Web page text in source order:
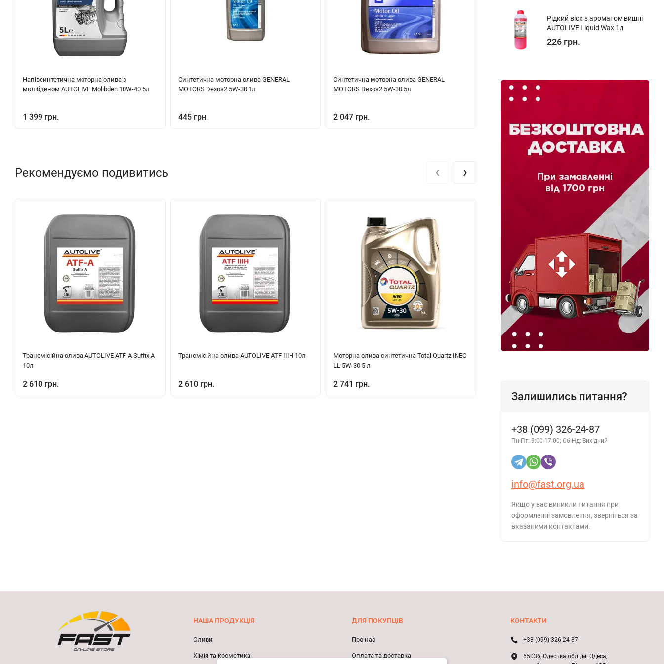
Напівсинтетична моторна олива з
молібденом AUTOLIVE Molibden 10W-40 5л
1 399 грн.
Синтетична моторна олива GENERAL
MOTORS Dexos2 5W-30 1л
445 грн.
Синтетична моторна олива GENERAL
MOTORS Dexos2 5W-30 5л
2 047 грн.
Трансмісійна олива AUTOLIVE Ultra Synth
Gear GL-5 75W-90 1л
Рекомендуємо подивитись
Трансмісійна олива AUTOLIVE ATF-A Suffix A
10л
2 610 грн.
Трансмісійна олива AUTOLIVE ATF IIIH 10л
2 610 грн.
Моторна олива синтетична Total Quartz INEO
LL 5W-30 5 л
2 741 грн.
‹ ›
Рідкий віск з ароматом вишні
AUTOLIVE Liquid Wax 1л
226 грн.
Залишились питання?
+38 (099) 326-24-87
Пн-Пт: 9:00-17:00; Сб-Нд: Вихідний
info@fast.org.ua
Якщо у вас виникли питання при
оформленні замовлення, зверніться за
вказаними контактами.
НАША ПРОДУКЦІЯ
Оливи
Хімія та косметика
ДЛЯ ПОКУПЦІВ
Про нас
Оплата та доставка
КОНТАКТИ
+38 (099) 326-24-87
65036, Одеська обл., м. Одеса,